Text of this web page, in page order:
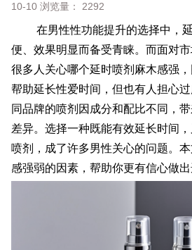
10-10 浏览量： 2292
在男性性功能提升的选择中，
便、效果明显而备受青睐。而面对
很多人关心哪个延时喷剂麻木感强
帮助延长性爱时间，但也有人担心
同品牌的喷剂因成分和配比不同，
差异。选择一种既能有效延长时间
喷剂，成了许多男性关心的问题。
感强弱的因素，帮助你更有信心做出